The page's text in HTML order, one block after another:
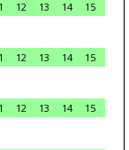
12 13 14
15
12 13 14
15
12 13 14
15